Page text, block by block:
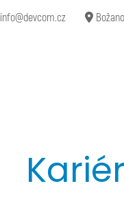
info@devcom.cz